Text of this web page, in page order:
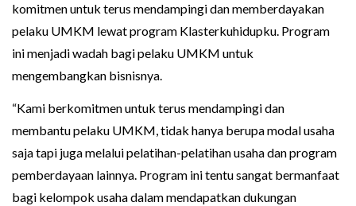
komitmen untuk terus mendampingi dan memberdayakan
pelaku UMKM lewat program Klasterkuhidupku. Program
ini menjadi wadah bagi pelaku UMKM untuk
mengembangkan bisnisnya.
“Kami berkomitmen untuk terus mendampingi dan
membantu pelaku UMKM, tidak hanya berupa modal usaha
saja tapi juga melalui pelatihan-pelatihan usaha dan program
pemberdayaan lainnya. Program ini tentu sangat bermanfaat
bagi kelompok usaha dalam mendapatkan dukungan